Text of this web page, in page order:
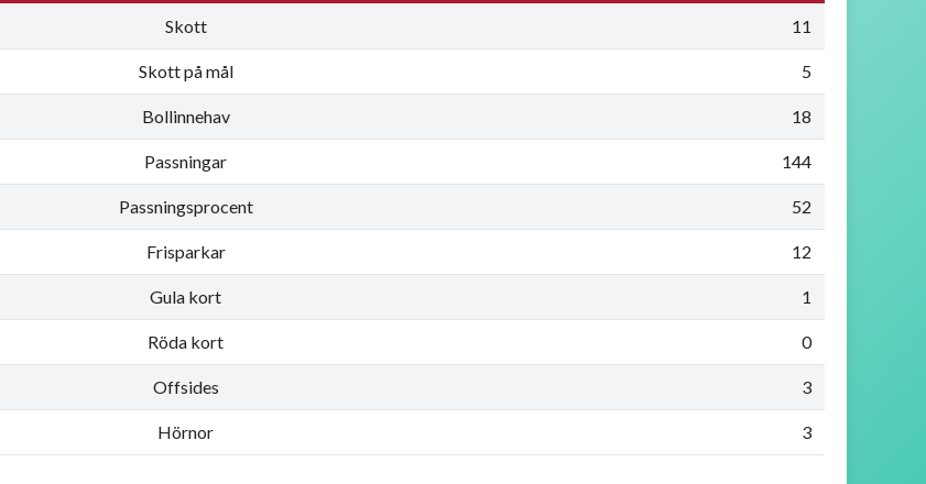
Skott 11
Skott på mål 5
Bollinnehav 18
Passningar 144
Passningsprocent 52
Frisparkar 12
Gula kort 1
Röda kort 0
Offsides 3
Hörnor 3